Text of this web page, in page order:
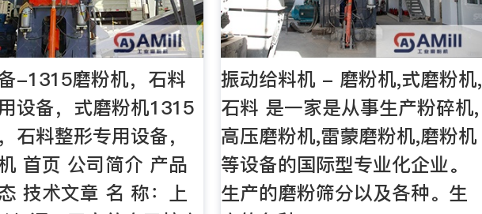
-1315磨粉机，石料
设备，式磨粉机1315
石料整形专用设备，
首页 公司简介 产品
技术文章 名 称：上
振动给料机 - 磨粉机,式磨粉机,
石料 是一家是从事生产粉碎机,
高压磨粉机,雷蒙磨粉机,磨粉机
等设备的国际型专业化企业。
生产的磨粉筛分以及各种。生